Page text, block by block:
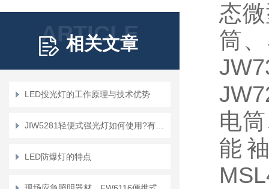
ARTICLE
相关文章
LED投光灯的工作原理与技术优势
LED防爆灯的特点
态
筒
电
能